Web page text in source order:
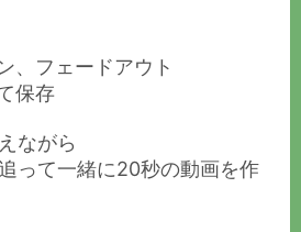
、フェードアウト
保存
ながら
って一緒に20秒の動画を作